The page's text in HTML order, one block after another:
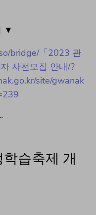
▼
bridge/「2023 관
사전모집 안내/?
site/gwanak
습축제 개